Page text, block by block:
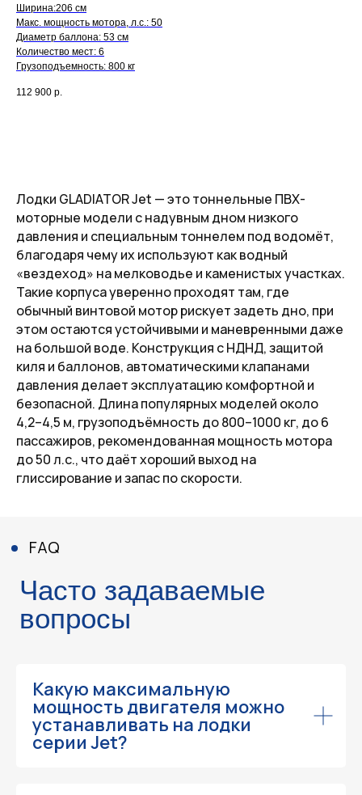
Ширина:206 см
Макс. мощность мотора, л.с.: 50
Диаметр баллона: 53 см
Количество мест: 6
Грузоподъемность: 800 кг
112 900 р.
Лодки GLADIATOR Jet — это тоннельные ПВХ-
моторные модели с надувным дном низкого
давления и специальным тоннелем под водомёт,
благодаря чему их используют как водный
«вездеход» на мелководье и каменистых участках.
Такие корпуса уверенно проходят там, где
обычный винтовой мотор рискует задеть дно, при
этом остаются устойчивыми и маневренными даже
на большой воде. Конструкция с НДНД, защитой
киля и баллонов, автоматическими клапанами
давления делает эксплуатацию комфортной и
безопасной. Длина популярных моделей около
4,2–4,5 м, грузоподъёмность до 800–1000 кг, до 6
пассажиров, рекомендованная мощность мотора
до 50 л.с., что даёт хороший выход на
глиссирование и запас по скорости.
Часто задаваемые
вопросы
Какую максимальную
мощность двигателя можно
устанавливать на лодки
серии Jet?